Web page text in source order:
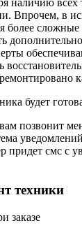
Впрочем, в
более
будет
позвонит
придет смс с
техники
заказе